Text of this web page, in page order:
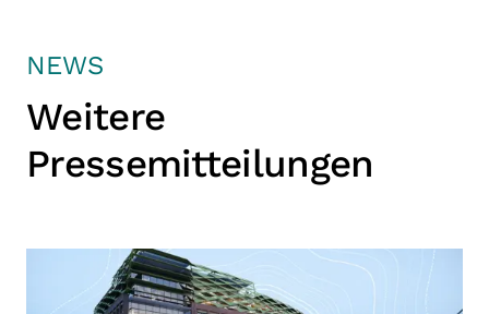
NEWS
Weitere
Pressemitteilungen